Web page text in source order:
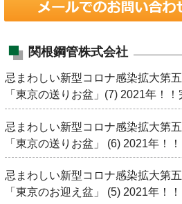
関根鋼管株式会社
忌まわしい新型コロナ感染拡大第
「東京の送りお盆」(7) 2021年！！
忌まわしい新型コロナ感染拡大第
「東京の送りお盆」 (6) 2021年！！
忌まわしい新型コロナ感染拡大第
「東京のお迎え盆」 (5) 2021年！！